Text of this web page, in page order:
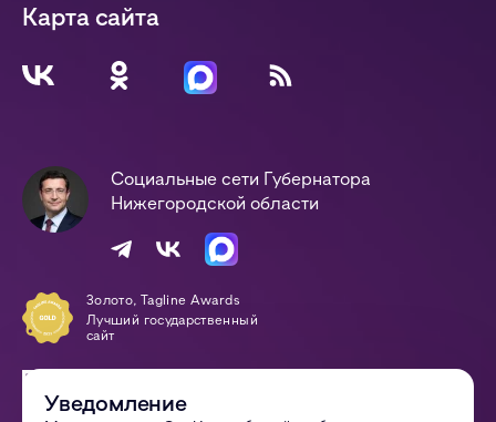
Карта сайта
Социальные сети Губернатора
Нижегородской области
Золото, Tagline Awards
Лучший государственный
сайт
Сайт года
Уведомление